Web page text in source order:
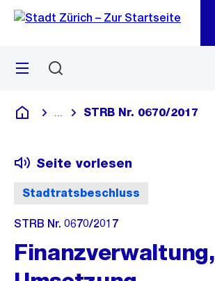
Navigation
Sprunglink
Menü
Deutsch
Blende alle Breadcrumbs ein
STRB Nr. 0670/2017
Stadtratsbeschluss
Seite vorlesen
STRB Nr. 0670/2017
Finanzverwaltung,